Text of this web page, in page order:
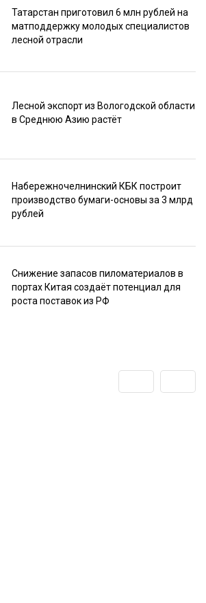
Татарстан приготовил 6 млн рублей на
матподдержку молодых специалистов
лесной отрасли
Лесной экспорт из Вологодской области
в Среднюю Азию растёт
Набережночелнинский КБК построит
производство бумаги-основы за 3 млрд
рублей
Снижение запасов пиломатериалов в
портах Китая создаёт потенциал для
роста поставок из РФ